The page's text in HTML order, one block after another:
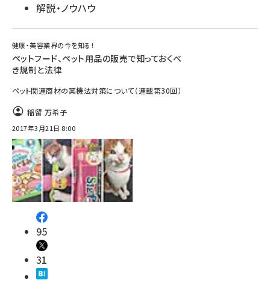
解説・ノウハウ
健康・美容業界の今を知る！
ペットフード、ペット用品の販売で知っておくべ
き規制と法律
ペット関連商材の薬機法対策について（連載第30回）
稲留 万希子
2017年3月21日 8:00
95
31